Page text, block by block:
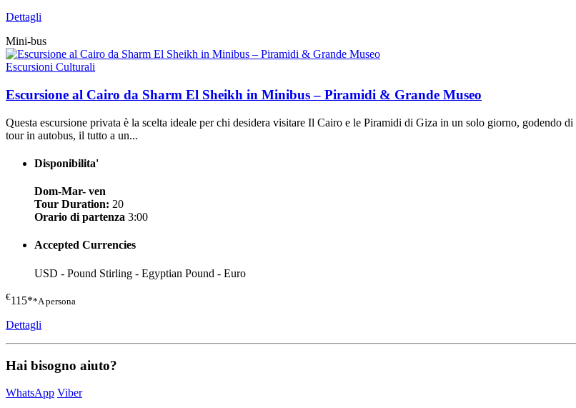
Dettagli
Mini-bus
Escursioni Culturali
Escursione al Cairo da Sharm El Sheikh in Minibus – Piramidi & Grande Museo
Questa escursione privata è la scelta ideale per chi desidera visitare Il Cairo e le Piramidi di Giza in un solo giorno,
tour in autobus, il tutto a un...
Disponibilita'
Dom-Mar- ven
Tour Duration: 20
Orario di partenza 3:00
Accepted Currencies
USD - Pound Stirling - Egyptian Pound - Euro
€115**A persona
Dettagli
Hai bisogno aiuto?
WhatsApp Viber